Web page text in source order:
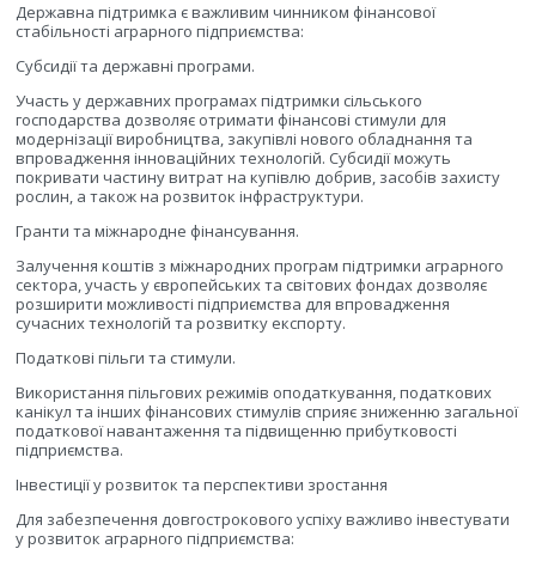
Державна підтримка є важливим чинником фінансової
стабільності аграрного підприємства:
Субсидії та державні програми.
Участь у державних програмах підтримки сільського
господарства дозволяє отримати фінансові стимули для
модернізації виробництва, закупівлі нового обладнання та
впровадження інноваційних технологій. Субсидії можуть
покривати частину витрат на купівлю добрив, засобів захисту
рослин, а також на розвиток інфраструктури.
Гранти та міжнародне фінансування.
Залучення коштів з міжнародних програм підтримки аграрного
сектора, участь у європейських та світових фондах дозволяє
розширити можливості підприємства для впровадження
сучасних технологій та розвитку експорту.
Податкові пільги та стимули.
Використання пільгових режимів оподаткування, податкових
канікул та інших фінансових стимулів сприяє зниженню загальної
податкової навантаження та підвищенню прибутковості
підприємства.
Інвестиції у розвиток та перспективи зростання
Для забезпечення довгострокового успіху важливо інвестувати
у розвиток аграрного підприємства: